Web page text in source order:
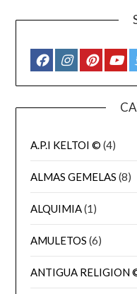
A.P.I KELTOI © (4)
ALMAS GEMELAS (8)
ALQUIMIA(1)
AMULETOS (6)
ANTIGUA RELIGION